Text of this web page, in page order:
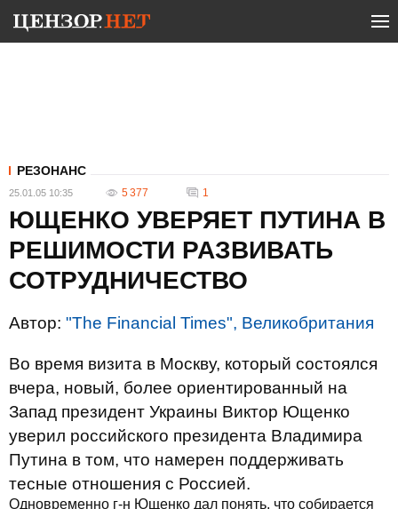
РЕЗОНАНС
25.01.05 10:35 5 377 1
ЮЩЕНКО УВЕРЯЕТ ПУТИНА В
РЕШИМОСТИ РАЗВИВАТЬ
СОТРУДНИЧЕСТВО
Автор: "The Financial Times", Великобритания
Во время визита в Москву, который состоялся
вчера, новый, более ориентированный на
Запад президент Украины Виктор Ющенко
уверил российского президента Владимира
Путина в том, что намерен поддерживать
тесные отношения с Россией.
Одновременно г-н Ющенко дал понять, что собирается